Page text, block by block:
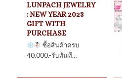
LUNPACH JEWELRY
: NEW YEAR 2023
GIFT WITH
PURCHASE
ซื้อสินค้าครบ
40,000.-รับทันที…